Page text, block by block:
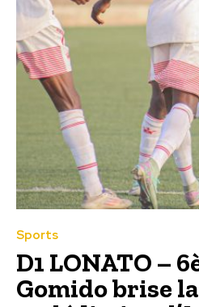
Sports
D1 LONATO –
Gomido brise la